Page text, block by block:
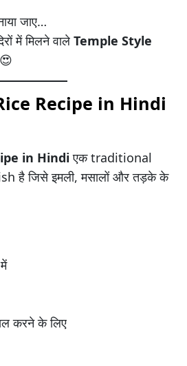
जाए…
में मिलने वाले Temple Style
Recipe in Hindi
in Hindiएक traditional
है जिसे इमली, मसालों और तड़के के
करने के लिए